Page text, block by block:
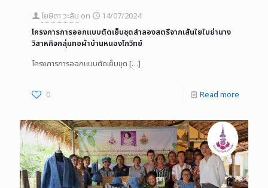
โยษิตา วะลับ on
14/07/2024
โครงการการออกแบบตัดเย็บชุดลำลองสตรีจากเส้นใยใบย่านาง
วิสาหกิจกลุ่มทอผ้าบ้านหนองโกวิทย์
โครงการการออกแบบตัดเย็บชุด […]
0 Read more